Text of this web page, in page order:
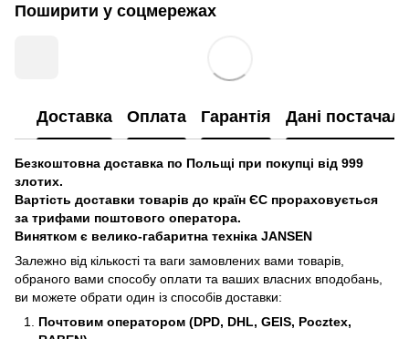
Поширити у соцмережах
Доставка Оплата Гарантія Дані
Безкоштовна доставка по Польщі при покупці від 999
злотих.
Вартість доставки товарів до країн ЄС прораховується
за трифами поштового оператора.
Винятком є велико-габаритна техніка JANSEN
Залежно від кількості та ваги замовлених вами товарів,
обраного вами способу оплати та ваших власних вподобань,
ви можете обрати один із способів доставки:
Почтовим оператором (DPD, DHL, GEIS, Pocztex,